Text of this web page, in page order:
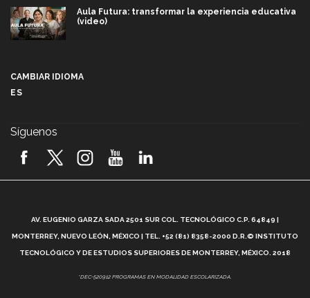
Aula Futura: transformar la experiencia educativa
(video)
2026! (video)
¿Cómo es el Modelo Educativo Tec? (video)
Vida Tec: Feminismo e Inteligencia Artificial, Paola
CAMBIAR IDIOMA
ES
Síguenos
AV. EUGENIO GARZA SADA 2501 SUR COL. TECNOLÓGICO C.P. 64849 |
MONTERREY, NUEVO LEÓN, MÉXICO | TEL. +52 (81) 8358-2000 D.R.© INSTITUTO
TECNOLÓGICO Y DE ESTUDIOS SUPERIORES DE MONTERREY, MÉXICO. 2018
*DEC-520912 PROGRAMAS EN MODALIDAD ESCOLARIZADA.